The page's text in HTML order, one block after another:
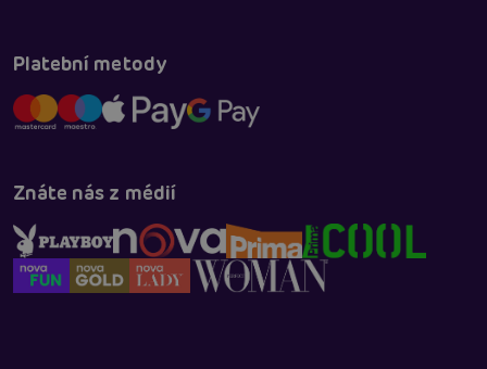
Platební metody
Znáte nás z médií